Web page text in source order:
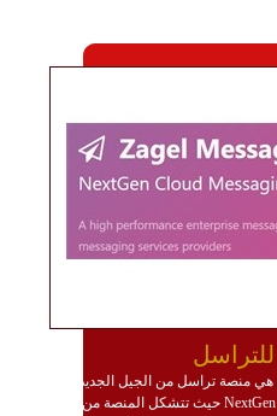
منصة تراسل من الجيل الجديد
NextGen Messaging Platform حيث تتشكل المنصة من